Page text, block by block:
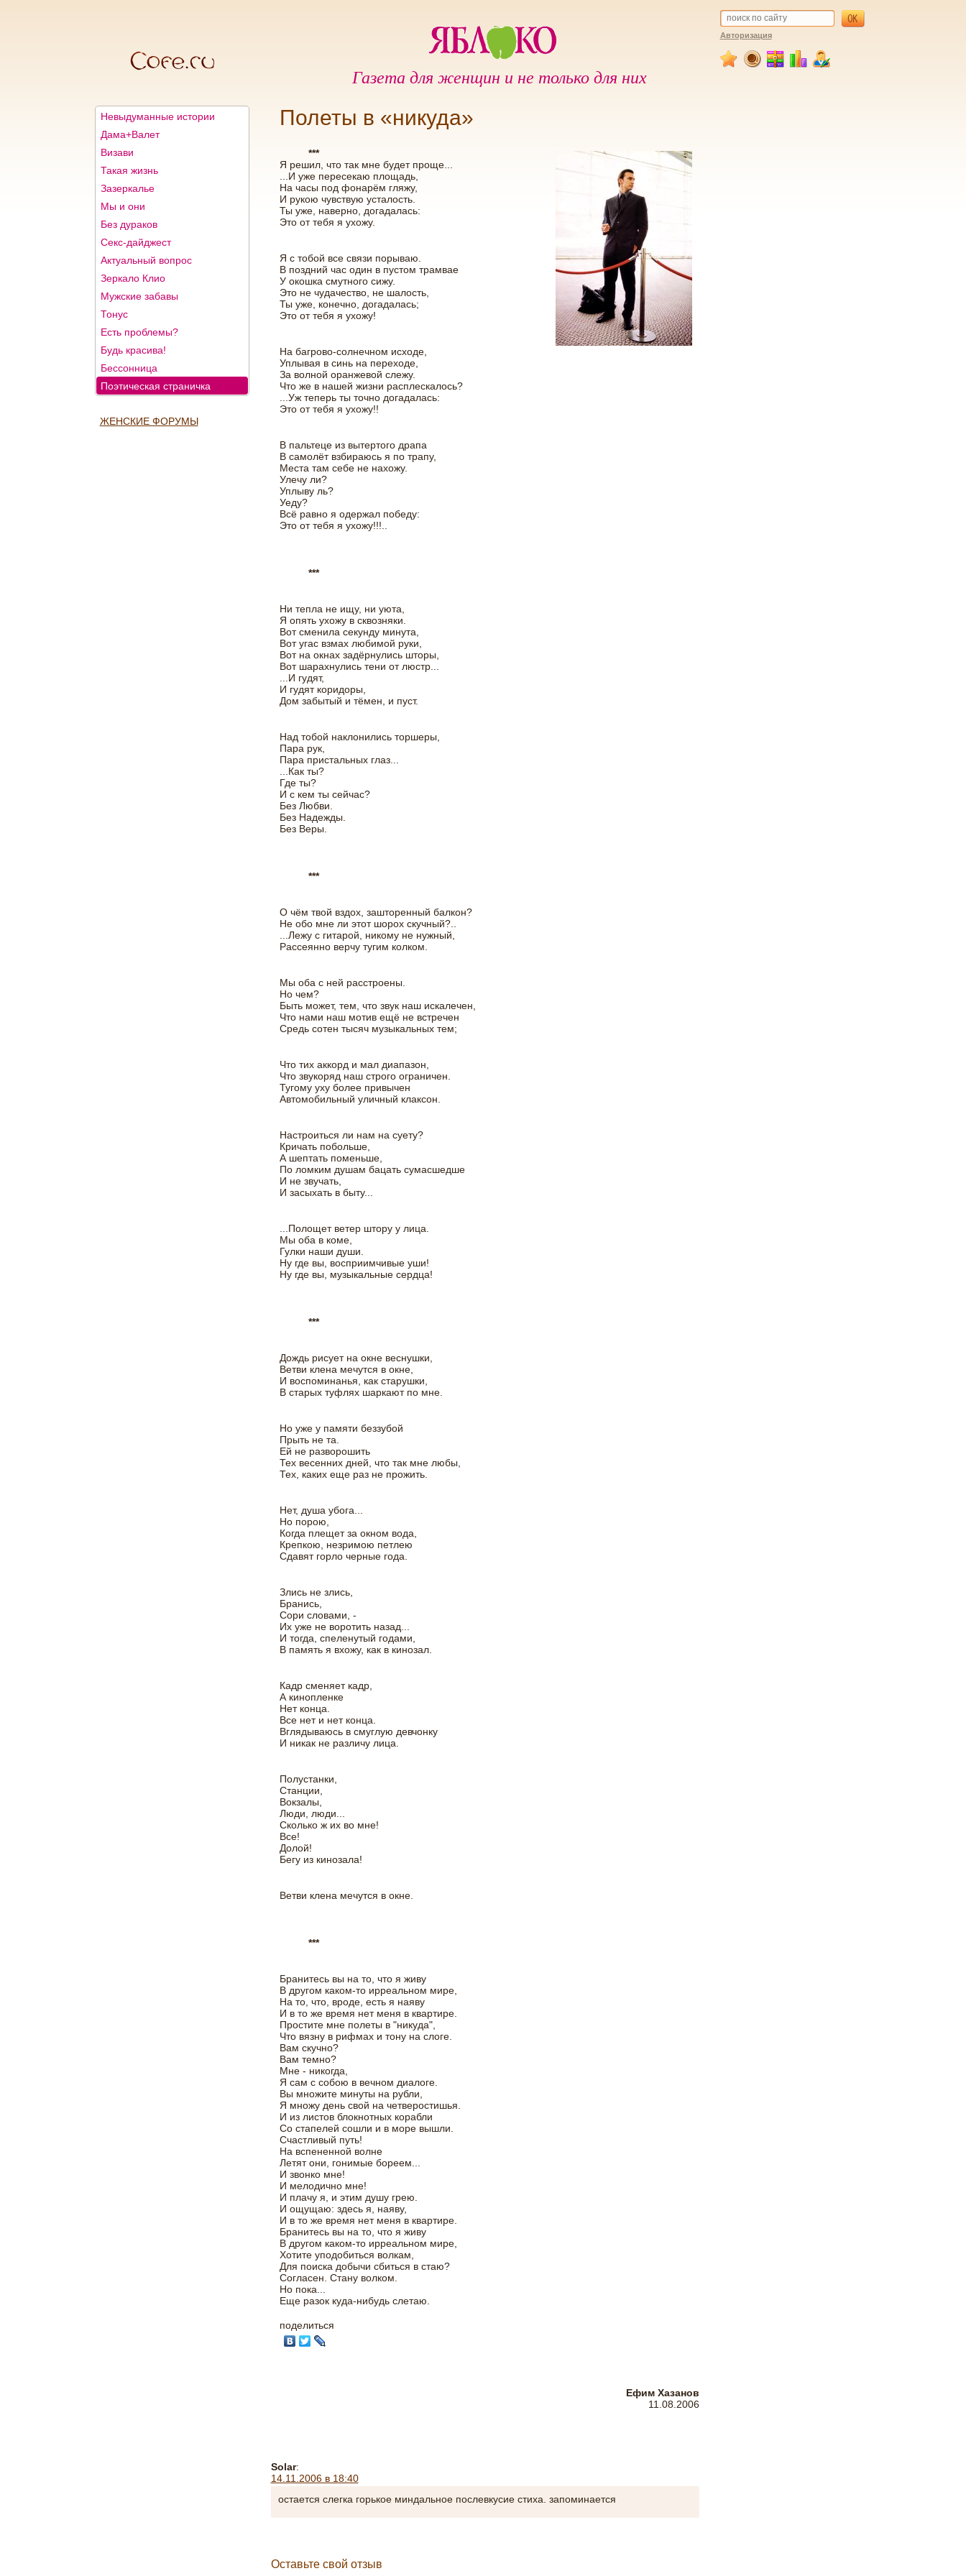
Авторизация
Газета для женщин и не только для них
Невыдуманные истории
Дама+Валет
Визави
Такая жизнь
Зазеркалье
Мы и они
Без дураков
Секс-дайджест
Актуальный вопрос
Зеркало Клио
Мужские забавы
Тонус
Есть проблемы?
Будь красива!
Бессонница
Поэтическая страничка
ЖЕНСКИЕ ФОРУМЫ
Полеты в «никуда»
***
Я решил, что так мне будет проще...
...И уже пересекаю площадь,
На часы под фонарём гляжу,
И рукою чувствую усталость.
Ты уже, наверно, догадалась:
Это от тебя я ухожу.
Я с тобой все связи порываю.
В поздний час один в пустом трамвае
У окошка смутного сижу.
Это не чудачество, не шалость,
Ты уже, конечно, догадалась;
Это от тебя я ухожу!
На багрово-солнечном исходе,
Уплывая в синь на переходе,
За волной оранжевой слежу.
Что же в нашей жизни расплескалось?
...Уж теперь ты точно догадалась:
Это от тебя я ухожу!!
В пальтеце из вытертого драпа
В самолёт взбираюсь я по трапу,
Места там себе не нахожу.
Улечу ли?
Уплыву ль?
Уеду?
Всё равно я одержал победу:
Это от тебя я ухожу!!!..
***
Ни тепла не ищу, ни уюта,
Я опять ухожу в сквозняки.
Вот сменила секунду минута,
Вот угас взмах любимой руки,
Вот на окнах задёрнулись шторы,
Вот шарахнулись тени от люстр...
...И гудят,
И гудят коридоры,
Дом забытый и тёмен, и пуст.
Над тобой наклонились торшеры,
Пара рук,
Пара пристальных глаз...
...Как ты?
Где ты?
И с кем ты сейчас?
Без Любви.
Без Надежды.
Без Веры.
***
О чём твой вздох, зашторенный балкон?
Не обо мне ли этот шорох скучный?..
...Лежу с гитарой, никому не нужный,
Рассеянно верчу тугим колком.
Мы оба с ней расстроены.
Но чем?
Быть может, тем, что звук наш искалечен,
Что нами наш мотив ещё не встречен
Средь сотен тысяч музыкальных тем;
Что тих аккорд и мал диапазон,
Что звукоряд наш строго ограничен.
Тугому уху более привычен
Автомобильный уличный клаксон.
Настроиться ли нам на суету?
Кричать побольше,
А шептать поменьше,
По ломким душам бацать сумасшедше
И не звучать,
И засыхать в быту...
...Полощет ветер штору у лица.
Мы оба в коме,
Гулки наши души.
Ну где вы, восприимчивые уши!
Ну где вы, музыкальные сердца!
***
Дождь рисует на окне веснушки,
Ветви клена мечутся в окне,
И воспоминанья, как старушки,
В старых туфлях шаркают по мне.
Но уже у памяти беззубой
Прыть не та.
Ей не разворошить
Тех весенних дней, что так мне любы,
Тех, каких еще раз не прожить.
Нет, душа убога...
Но порою,
Когда плещет за окном вода,
Крепкою, незримою петлею
Сдавят горло черные года.
Злись не злись,
Бранись,
Сори словами, -
Их уже не воротить назад...
И тогда, спеленутый годами,
В память я вхожу, как в кинозал.
Кадр сменяет кадр,
А кинопленке
Нет конца.
Все нет и нет конца.
Вглядываюсь в смуглую девчонку
И никак не различу лица.
Полустанки,
Станции,
Вокзалы,
Люди, люди...
Сколько ж их во мне!
Все!
Долой!
Бегу из кинозала!
Ветви клена мечутся в окне.
***
Бранитесь вы на то, что я живу
В другом каком-то ирреальном мире,
На то, что, вроде, есть я наяву
И в то же время нет меня в квартире.
Простите мне полеты в "никуда",
Что вязну в рифмах и тону на слоге.
Вам скучно?
Вам темно?
Мне - никогда,
Я сам с собою в вечном диалоге.
Вы множите минуты на рубли,
Я множу день свой на четверостишья.
И из листов блокнотных корабли
Со стапелей сошли и в море вышли.
Счастливый путь!
На вспененной волне
Летят они, гонимые бореем...
И звонко мне!
И мелодично мне!
И плачу я, и этим душу грею.
И ощущаю: здесь я, наяву,
И в то же время нет меня в квартире.
Бранитесь вы на то, что я живу
В другом каком-то ирреальном мире,
Хотите уподобиться волкам,
Для поиска добычи сбиться в стаю?
Согласен. Стану волком.
Но пока...
Еще разок куда-нибудь слетаю.
поделиться
Ефим Хазанов
11.08.2006
Solar:
14.11.2006 в 18:40
остается слегка горькое миндальное послевкусие стиха. запоминается
Оставьте свой отзыв